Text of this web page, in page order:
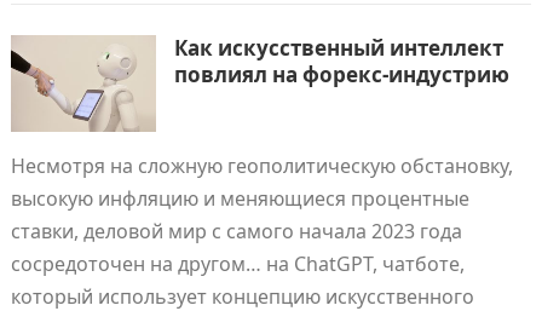
Как искусственный интеллект
повлиял на форекс-индустрию
Несмотря на сложную геополитическую обстановку,
высокую инфляцию и меняющиеся процентные
ставки, деловой мир с самого начала 2023 года
сосредоточен на другом… на ChatGPT, чатботе,
который использует концепцию искусственного